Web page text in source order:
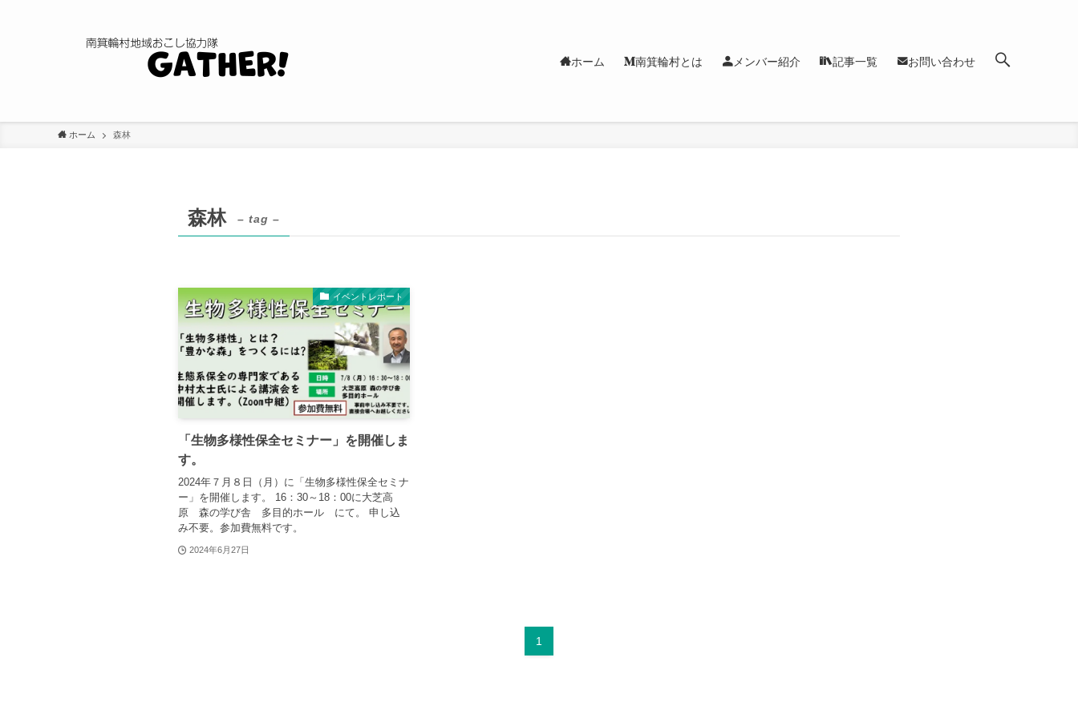
ホーム 南箕輪村とは メンバー紹介 記事一覧 お問い合わせ
ホーム 森林
森林 – tag –
イベントレポート
「生物多様性保全セミナー」を開催しま
す。
2024年７月８日（月）に「生物多様性保全セミナ
ー」を開催します。 16：30～18：00に大芝高
原 森の学び舎 多目的ホール にて。 申し込
み不要。参加費無料です。
2024年6月27日
1